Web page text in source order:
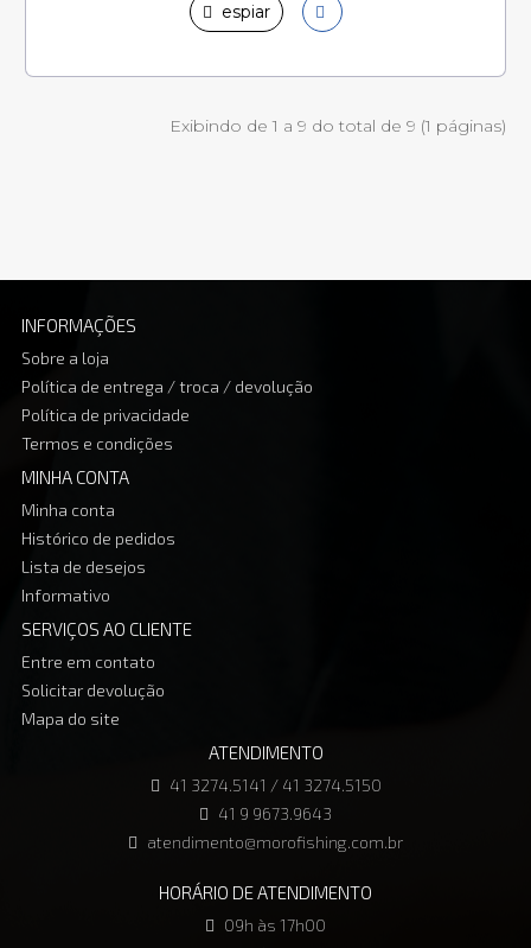
espiar
Exibindo de 1 a 9 do total de 9 (1 páginas)
INFORMAÇÕES
Sobre a loja
Política de entrega / troca / devolução
Política de privacidade
Termos e condições
MINHA CONTA
Minha conta
Histórico de pedidos
Lista de desejos
Informativo
SERVIÇOS AO CLIENTE
Entre em contato
Solicitar devolução
Mapa do site
ATENDIMENTO
41 3274.5141 / 41 3274.5150
41 9 9673.9643
atendimento@morofishing.com.br
HORÁRIO DE ATENDIMENTO
09h às 17h00